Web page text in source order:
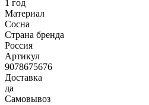
1 год
Материал
Сосна
Страна бренда
Россия
Артикул
9078675676
Доставка
да
Самовывоз